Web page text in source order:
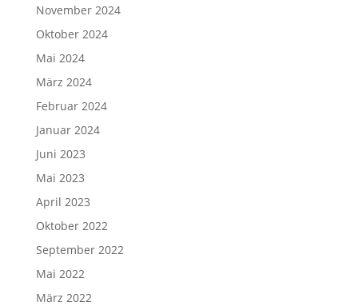
November 2024
Oktober 2024
Mai 2024
März 2024
Februar 2024
Januar 2024
Juni 2023
Mai 2023
April 2023
Oktober 2022
September 2022
Mai 2022
März 2022